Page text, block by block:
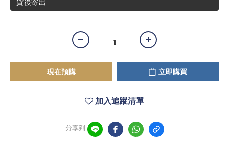
現在預購 立即購買
加入追蹤清單
分享到